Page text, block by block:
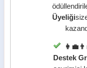
Üyeliği
Destek